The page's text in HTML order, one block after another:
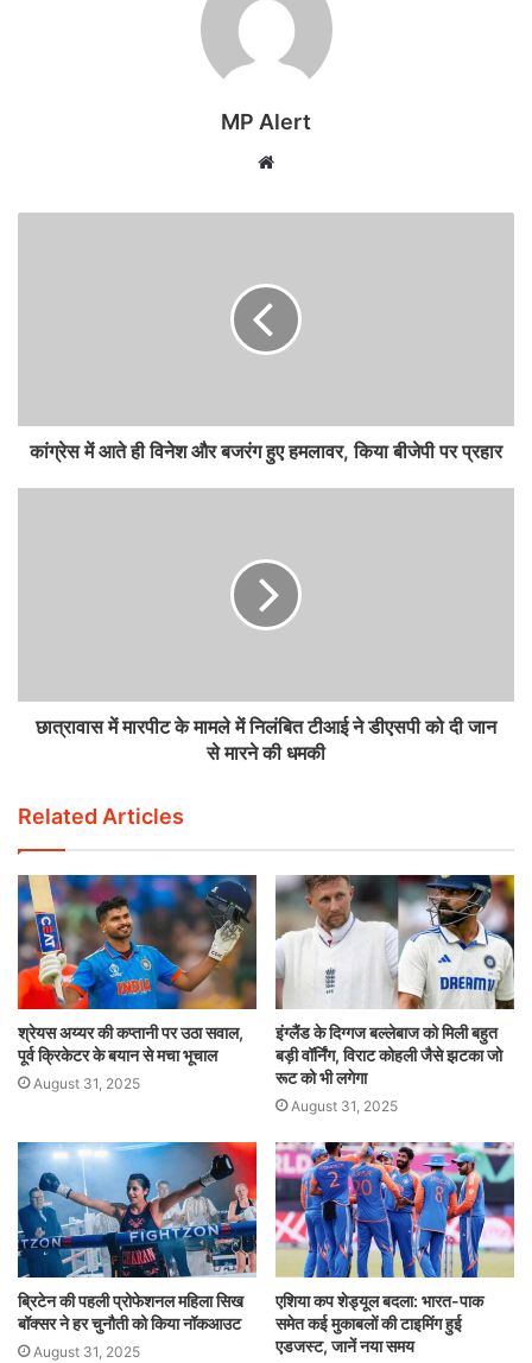
MP Alert
Website
कांग्रेस में आते ही विनेश और बजरंग हुए हमलावर, किया बीजेपी पर प्रहार
छात्रावास में मारपीट के मामले में निलंबित टीआई ने डीएसपी को दी जान
से मारने की धमकी
Related Articles
श्रेयस अय्यर की कप्तानी पर उठा सवाल,
पूर्व क्रिकेटर के बयान से मचा भूचाल
August 31, 2025
इंग्लैंड के दिग्गज बल्लेबाज को मिली बहुत
बड़ी वॉर्निंग, विराट कोहली जैसे झटका जो
रूट को भी लगेगा
August 31, 2025
ब्रिटेन की पहली प्रोफेशनल महिला सिख
बॉक्सर ने हर चुनौती को किया नॉकआउट
August 31, 2025
एशिया कप शेड्यूल बदला: भारत-पाक
समेत कई मुकाबलों की टाइमिंग हुई
एडजस्ट, जानें नया समय